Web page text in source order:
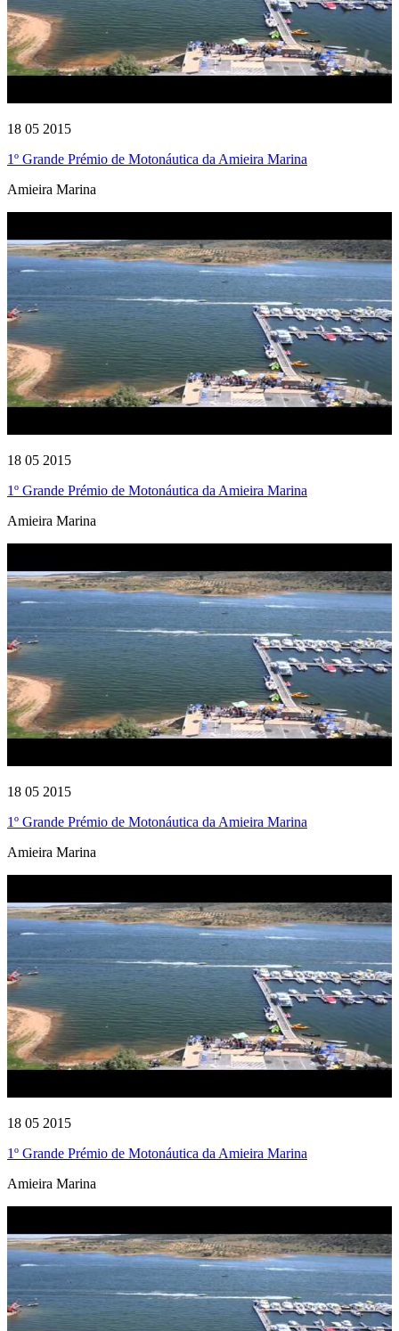
18 05 2015
1º Grande Prémio de Motonáutica da Amieira Marina
Amieira Marina
18 05 2015
1º Grande Prémio de Motonáutica da Amieira Marina
Amieira Marina
18 05 2015
1º Grande Prémio de Motonáutica da Amieira Marina
Amieira Marina
18 05 2015
1º Grande Prémio de Motonáutica da Amieira Marina
Amieira Marina